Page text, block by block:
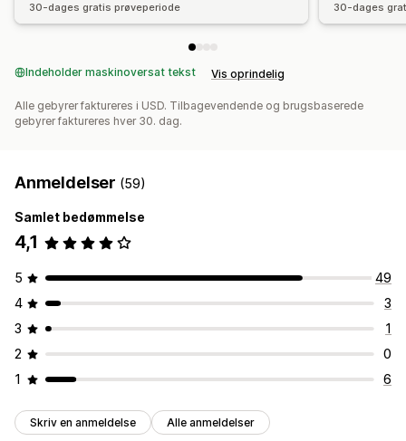
30-dages gratis prøveperiode 30-dages
Indeholder maskinoversat tekst Vis oprindelig
Alle gebyrer faktureres i USD. Tilbagevendende og brugsbaserede
gebyrer faktureres hver 30. dag.
Anmeldelser (59)
Samlet bedømmelse
4,1
5
49
4
3
3
1
2
0
1
6
Skriv en anmeldelse Alle anmeldelser